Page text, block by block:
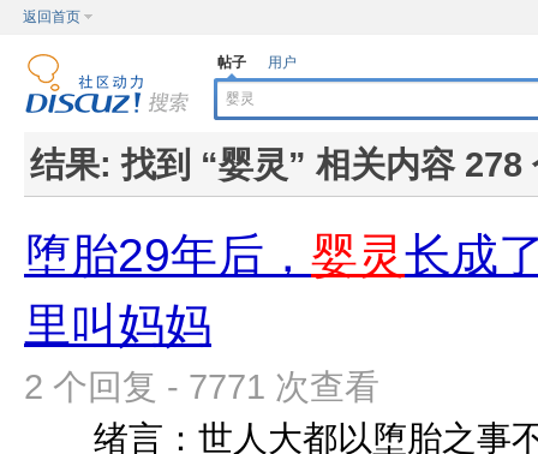
返回首页
帖子 用户
结果:找到 “婴灵” 相关内容 278
堕胎29年后， 婴灵长成
里叫妈妈
2 个回复 - 7771 次查看
绪言：世人大都以堕胎之事